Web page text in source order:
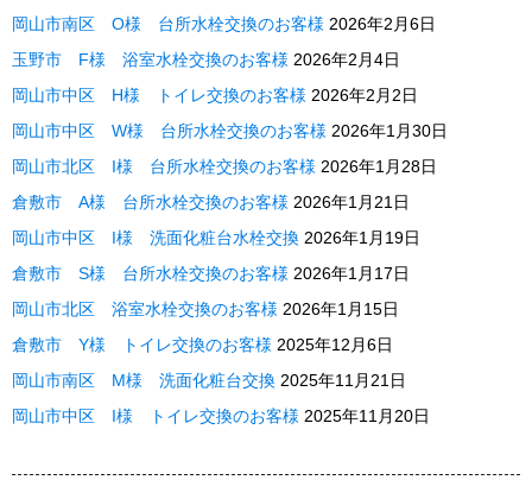
岡山市南区 O様 台所水栓交換のお客様 2026年2月6日
玉野市 F様 浴室水栓交換のお客様 2026年2月4日
岡山市中区 H様 トイレ交換のお客様 2026年2月2日
岡山市中区 W様 台所水栓交換のお客様 2026年1月30日
岡山市北区 I様 台所水栓交換のお客様 2026年1月28日
倉敷市 A様 台所水栓交換のお客様 2026年1月21日
岡山市中区 I様 洗面化粧台水栓交換 2026年1月19日
倉敷市 S様 台所水栓交換のお客様 2026年1月17日
岡山市北区 浴室水栓交換のお客様 2026年1月15日
倉敷市 Y様 トイレ交換のお客様 2025年12月6日
岡山市南区 M様 洗面化粧台交換 2025年11月21日
岡山市中区 I様 トイレ交換のお客様 2025年11月20日